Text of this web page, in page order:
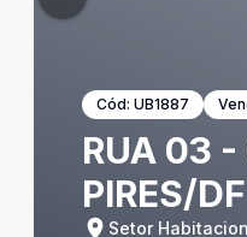
Cód: UB1887
RUA 03 -
PIRES/DF
Setor